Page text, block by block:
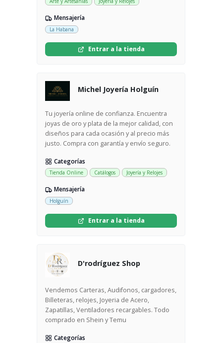
Mensajería
La Habana
Entrar a la tienda
Michel Joyería Holguín
Tu joyería online de confianza. Encuentra
joyas de oro y plata de la mejor calidad, con
diseños para cada ocasión y al precio más
justo. Compra con garantía y envío seguro.
Categorías
Tienda Online Catálogos Joyería y Relojes
Mensajería
Holguín
Entrar a la tienda
D'rodríguez Shop
Vendemos Carteras, Audifonos, cargadores,
Billeteras, relojes, Joyeria de Acero,
Zapatillas, Ventiladores recargables. Todo
comprado en Shein y Temu
Categorías